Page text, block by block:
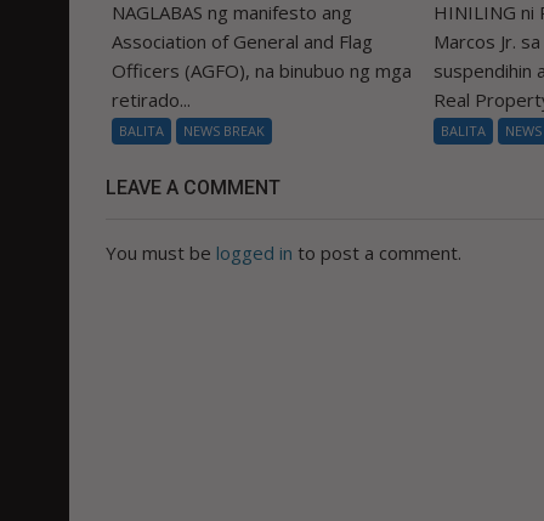
NAGLABAS ng manifesto ang
Association of General and Flag
Officers (AGFO), na binubuo ng mga
retirado...
BALITA NEWS BREAK
HINILING ni
Marcos Jr.
suspendihin
Real
BALITA
LEAVE A COMMENT
You must be logged in to post a comment.